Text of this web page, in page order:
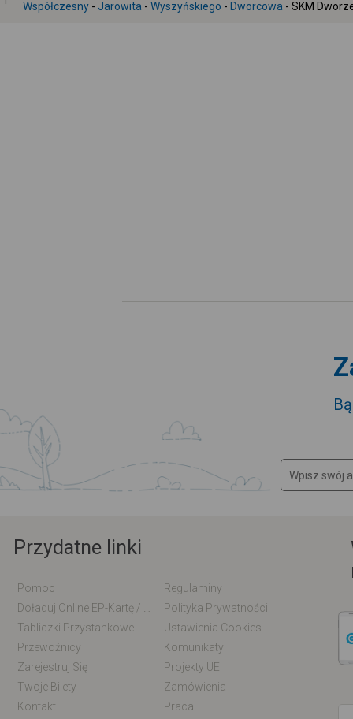
Współczesny - Jarowita - Wyszyńskiego - Dworcowa - SKM
Przydatne linki
Pomoc
Regulaminy
Polityka Prywatności
Tabliczki Przystankowe
Ustawienia Cookies
Przewoźnicy
Komunikaty
Zarejestruj Się
Projekty UE
Twoje Bilety
Zamówienia
Kontakt
Praca